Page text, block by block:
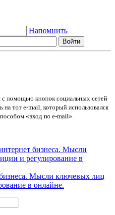
Напомнить
с помощью кнопок социальных сетей
на тот e-mail, который использовался
«вход по e-mail».
Мысли ключевых лиц
в онлайне.